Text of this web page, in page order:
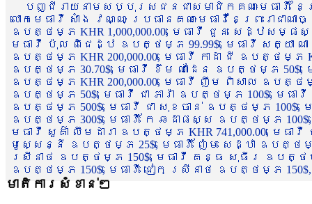
បញ្ជីរាយនាមសប្បុរសជនជាសមាជិកគណៈមេធាវី
លោកមេធាវី សាំង វណ្ណៈ ប្រធានគណៈមេធាវីនៃព្រះរា
ឧបត្ថម្ភ KHR 1,000,000.00, មេធាវី ជួន សេដ្ឋស
មេធាវី ប៉ុល ពិជេដ្ឋ ឧបត្ថម្ភ 99.99$, មេធាវី សត្យា ណ
ឧបត្ថម្ភ KHR 200,000.00, មេធាវី កាដា ជី ឧបត្ថម្ភ
ឧបត្ថម្ភ 30.70$, មេធាវី ខឹម ណាដែន ឧបត្ថម្ភ 50$,
ឧបត្ថម្ភ KHR 200,000.00, មេធាវី ញឹម ពិសាល ឧបត្ថ
ឧបត្ថម្ភ 50$, មេធាវី ជា ភារ៉ា ឧបត្ថម្ភ 100$, មេ
ឧបត្ថម្ភ 500$, មេធាវី ជា សុខចាន់ ឧបត្ថម្ភ
ឧបត្ថម្ភ 300$, មេធាវី កែ ឆដាផស្ស ឧបត្ថម្ភ
មេធាវី សួគ៌ា លឹមដារា ឧបត្ថម្ភ KHR 741,000.00, មេ
មូសេ្សន្នី ឧបត្ថម្ភ 25$, មេធាវី ញ៉ែម សេដ្ឋា ឧបត្ថ
ស្រីនាថ ឧបត្ថម្ភ 150$, មេធាវី គន្ធ សុធីរ ឧបត្ថម្ភ
ឧបត្ថម្ភ 150$, មេធាវី ជៀក ស្រីនាថ ឧបត្ថម្ភ 150$,
មាតិការសំខាន់ៗ